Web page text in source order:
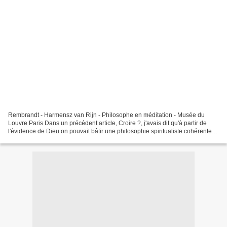
Rembrandt - Harmensz van Rijn - Philosophe en méditation - Musée du
Louvre Paris Dans un précédent article, Croire ?, j'avais dit qu'à partir de
l'évidence de Dieu on pouvait bâtir une philosophie spiritualiste cohérente